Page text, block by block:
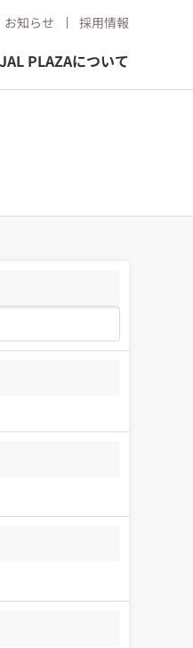
JAL PLAZAについて
お知らせ 採用情報